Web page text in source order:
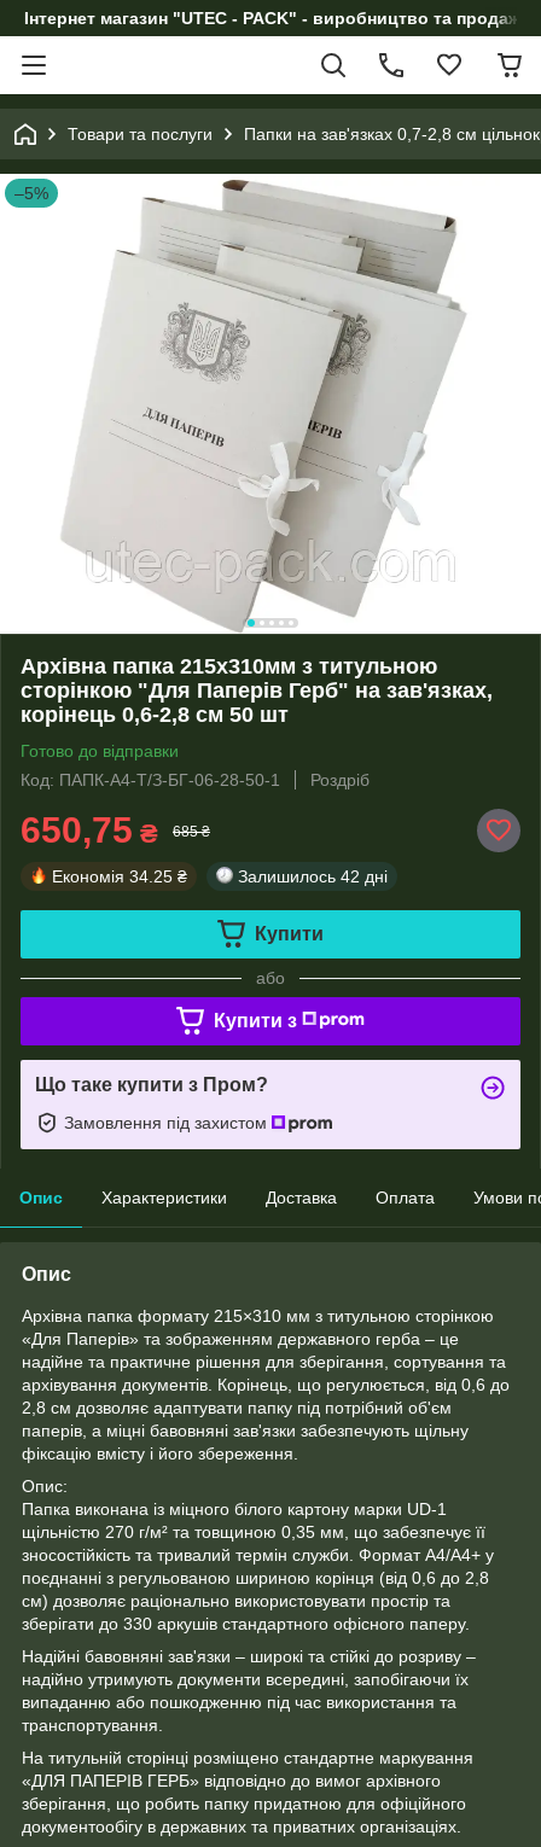
Інтернет магазин "UTEC - PACK" - виробництво та продаж
Товари та послуги Папки на зав'язках 0,7-2,8 см
–5%
Архівна папка 215х310мм з титульною
сторінкою "Для Паперів Герб" на зав'язках,
корінець 0,6-2,8 см 50 шт
Готово до відправки
Код: ПАПК-А4-Т/З-БГ-06-28-50-1
Роздріб
650,75 ₴ 685 ₴
Економія 34.25 ₴ Залишилось 42 дні
Купити
або
Купити з
Що таке купити з Пром?
Замовлення під захистом
Опис Характеристики Доставка Оплата Умови
Опис
Архівна папка формату 215×310 мм з титульною сторінкою
«Для Паперів» та зображенням державного герба – це
надійне та практичне рішення для зберігання, сортування та
архівування документів. Корінець, що регулюється, від 0,6 до
2,8 см дозволяє адаптувати папку під потрібний об'єм
паперів, а міцні бавовняні зав'язки забезпечують щільну
фіксацію вмісту і його збереження.
Опис:
Папка виконана із міцного білого картону марки UD-1
щільністю 270 г/м² та товщиною 0,35 мм, що забезпечує її
зносостійкість та тривалий термін служби. Формат A4/A4+ у
поєднанні з регульованою шириною корінця (від 0,6 до 2,8
см) дозволяє раціонально використовувати простір та
зберігати до 330 аркушів стандартного офісного паперу.
Надійні бавовняні зав'язки – широкі та стійкі до розриву –
надійно утримують документи всередині, запобігаючи їх
випаданню або пошкодженню під час використання та
транспортування.
На титульній сторінці розміщено стандартне маркування
«ДЛЯ ПАПЕРІВ ГЕРБ» відповідно до вимог архівного
зберігання, що робить папку придатною для офіційного
документообігу в державних та приватних організаціях.